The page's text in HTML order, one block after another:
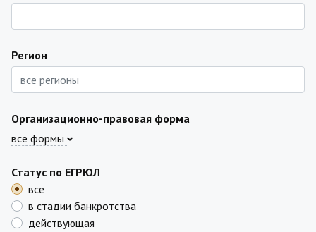
Регион
Организационно-правовая форма
все формы
Статус по ЕГРЮЛ
все
в стадии банкротства
действующая